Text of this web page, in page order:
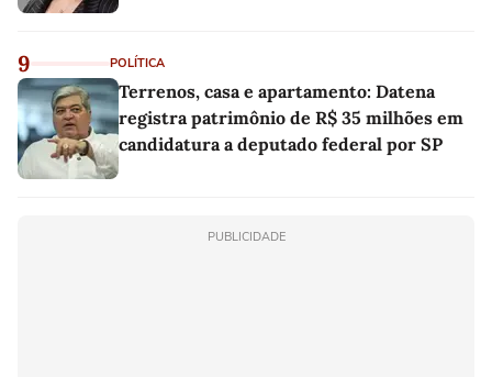
9 POLÍTICA
Terrenos, casa e apartamento: Datena
registra patrimônio de R$ 35 milhões em
candidatura a deputado federal por SP
PUBLICIDADE